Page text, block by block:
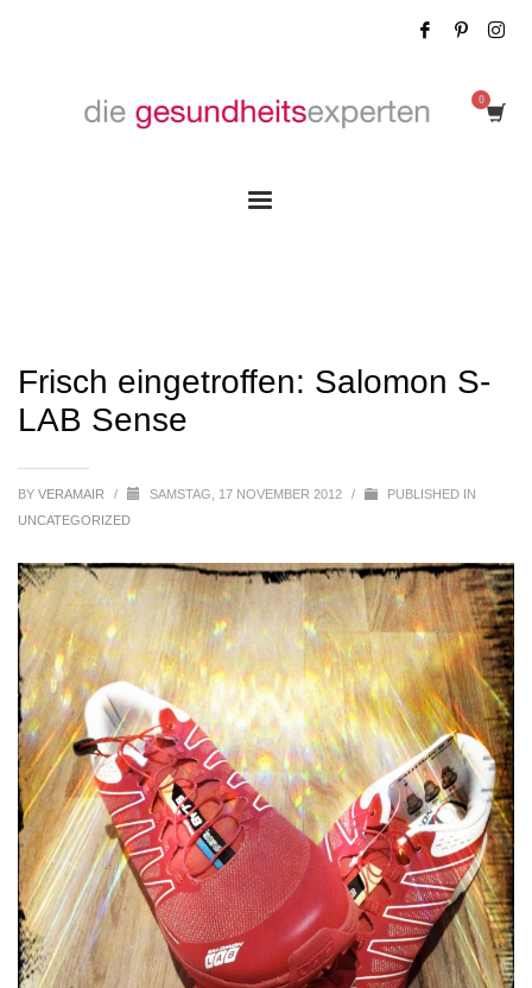
Frisch eingetroffen: Salomon S-
LAB Sense
BY VERAMAIR / SAMSTAG, 17 NOVEMBER 2012 /
PUBLISHED IN
UNCATEGORIZED